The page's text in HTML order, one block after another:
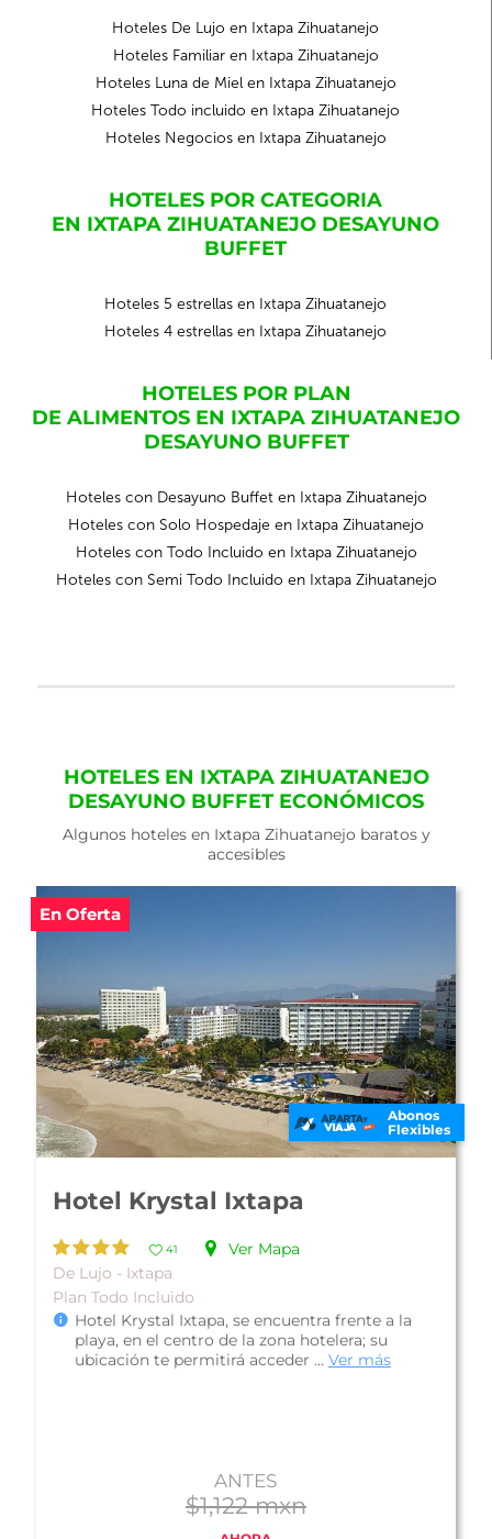
Hoteles De Lujo en Ixtapa Zihuatanejo
Hoteles Familiar en Ixtapa Zihuatanejo
Hoteles Luna de Miel en Ixtapa Zihuatanejo
Hoteles Todo incluido en Ixtapa Zihuatanejo
Hoteles Negocios en Ixtapa Zihuatanejo
HOTELES POR CATEGORIA
EN IXTAPA ZIHUATANEJO DESAYUNO
BUFFET
Hoteles 5 estrellas en Ixtapa Zihuatanejo
Hoteles 4 estrellas en Ixtapa Zihuatanejo
HOTELES POR PLAN
DE ALIMENTOS EN IXTAPA ZIHUATANEJO
DESAYUNO BUFFET
Hoteles con Desayuno Buffet en Ixtapa Zihuatanejo
Hoteles con Solo Hospedaje en Ixtapa Zihuatanejo
Hoteles con Todo Incluido en Ixtapa Zihuatanejo
Hoteles con Semi Todo Incluido en Ixtapa Zihuatanejo
HOTELES EN IXTAPA ZIHUATANEJO
DESAYUNO BUFFET ECONÓMICOS
Algunos hoteles en Ixtapa Zihuatanejo baratos y
accesibles
Abonos
Flexibles
Krystal Ixtapa
41
Ver Mapa
- Ixtapa
Incluido
Krystal Ixtapa, se encuentra frente a la
en el centro de la zona hotelera; su
te permitirá acceder ...Ver más
$1,122 mxn